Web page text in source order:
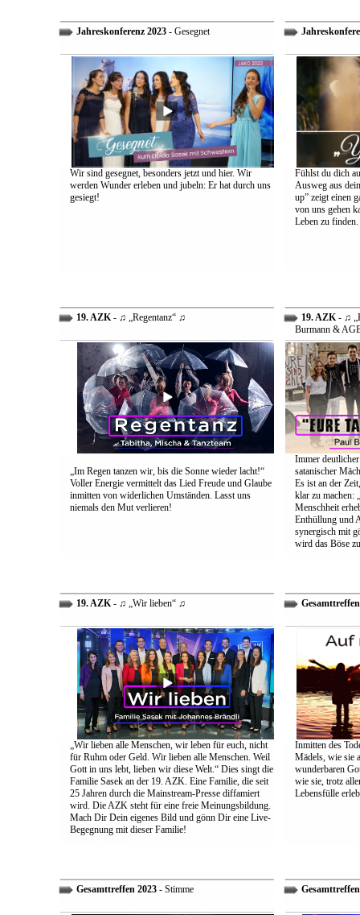
Jahreskonferenz 2023- Gesegnet
Wir sind gesegnet, besonders jetzt und hier. Wir
werden Wunder erleben und jubeln: Er hat durch uns
gesiegt!
Fühlst du dich
Ausweg aus
up” zeigt einen
von uns gehen
Leben zu finden.
19. AZK- ♫ „Regentanz“ ♫
„Im Regen tanzen wir, bis die Sonne wieder lacht!“
Voller Energie vermittelt das Lied Freude und Glaube
inmitten von widerlichen Umständen. Lasst uns
niemals den Mut verlieren!
19. AZK- ♫
Burmann &
Immer
satanischer
Es ist an der
klar zu machen:
Menschheit
Enthüllung und
synergisch mit
wird das Böse
19. AZK- ♫ „Wir lieben“ ♫
„Wir lieben alle Menschen, wir leben für euch, nicht
für Ruhm oder Geld. Wir lieben alle Menschen. Weil
Gott in uns lebt, lieben wir diese Welt.“ Dies singt die
Familie Sasek an der 19. AZK. Eine Familie, die seit
25 Jahren durch die Mainstream-Presse diffamiert
wird. Die AZK steht für eine freie Meinungsbildung.
Mach Dir Dein eigenes Bild und gönn Dir eine Live-
Begegnung mit dieser Familie!
Inmitten des
Mädels, wie sie
wunderbaren
wie sie, trotz
Lebensfülle
Gesamttreffen 2023- Stimme